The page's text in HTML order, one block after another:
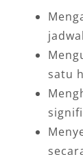
jadwal
satu